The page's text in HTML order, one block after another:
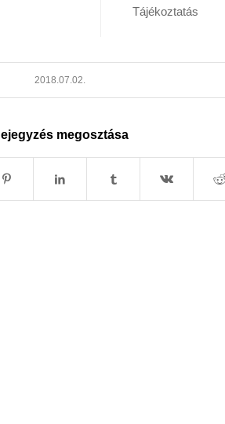
Tájékoztatás
2018.07.02.
megosztása